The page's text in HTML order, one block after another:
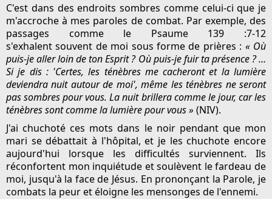
C'est dans des endroits sombres comme celui-ci que je
m'accroche à mes paroles de combat. Par exemple, des
passages comme le Psaume 139 :7-12
s'exhalent souvent de moi sous forme de prières : « Où
puis-je aller loin de ton Esprit ? Où puis-je fuir ta présence ? …
Si je dis : 'Certes, les ténèbres me cacheront et la lumière
deviendra nuit autour de moi', même les ténèbres ne seront
pas sombres pour vous. La nuit brillera comme le jour, car les
ténèbres sont comme la lumière pour vous » (NIV).
J'ai chuchoté ces mots dans le noir pendant que mon
mari se débattait à l'hôpital, et je les chuchote encore
aujourd'hui lorsque les difficultés surviennent. Ils
réconfortent mon inquiétude et soulèvent le fardeau de
moi, jusqu'à la face de Jésus. En prononçant la Parole, je
combats la peur et éloigne les mensonges de l'ennemi.